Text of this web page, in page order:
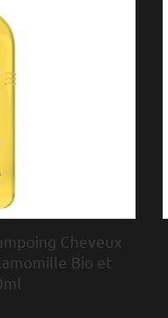
Cheveux
Bio et